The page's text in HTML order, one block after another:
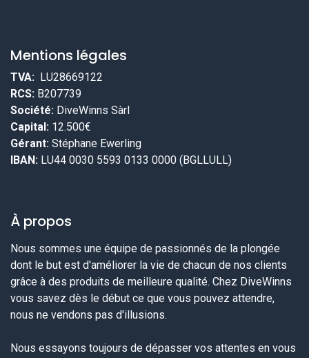
Mentions légales
TVA: LU28669122
RCS: B207739
Société: DiveWinns Sàrl
Capital: 12.500€
Gérant: Stéphane Ewerling
IBAN: LU44 0030 5593 0133 0000 (BGLLULL)
À propos
Nous sommes une équipe de passionnés de la plongée
dont le but est d'améliorer la vie de chacun de nos clients
grâce à des produits de meilleure qualité. Chez DiveWinns
vous savez dès le début ce que vous pouvez attendre,
nous ne vendons pas d'illusions.
Nous essayons toujours de dépasser vos attentes en vous